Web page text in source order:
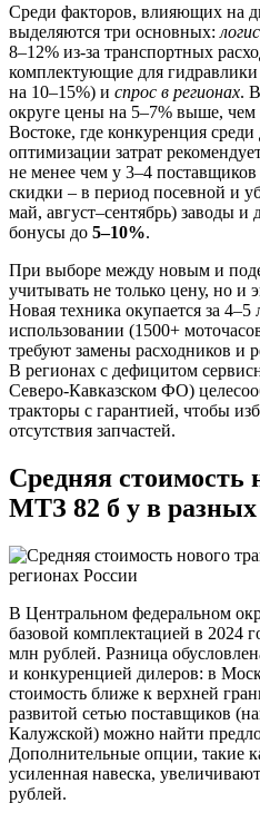
Среди факторов, влияющих на
выделяются три основных:
8–12% из-за транспортных
комплектующие для
на 10–15%) и спрос в регионах.
округе цены на 5–7% выше,
Востоке, где конкуренция
оптимизации затрат
не менее чем у 3–4
скидки – в период посевной и
май, август–сентябрь) заводы и
бонусы до 5–10%.
При выборе между новым и
учитывать не только цену, но и
Новая техника окупается за
использовании (1500+
требуют замены расходников и
В регионах с дефицитом
Северо-Кавказском ФО)
тракторы с гарантией, чтобы
отсутствия запчастей.
Средняя стоимость
МТЗ 82 б у в разных
В Центральном федеральном
базовой комплектацией в 2024
млн рублей. Разница
и конкуренцией дилеров: в
стоимость ближе к верхней
развитой сетью поставщиков
Калужской) можно найти
Дополнительные опции, такие
усиленная навеска,
рублей.